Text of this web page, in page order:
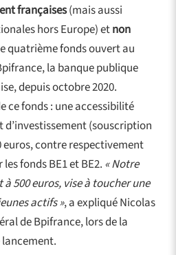
françaises(mais aussi
hors Europe) etnon
quatrième fonds ouvert au
la banque publique
depuis octobre 2020.
ce fonds : une accessibilité
d’investissement (souscription
euros, contre respectivement
fonds BE1 et BE2. « Notre
500 euros, vise à toucher une
actifs », a expliqué Nicolas
de Bpifrance, lors de la
lancement.